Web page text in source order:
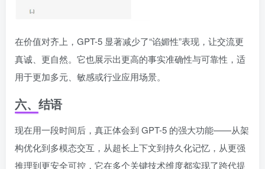
在价值对齐上，GPT-5 显著减少了“谄媚性”表现，让交流更
真诚、更自然。它也展示出更高的事实准确性与可靠性，适
用于更加多元、敏感或行业应用场景。
六、结语
现在用一段时间后，真正体会到 GPT-5 的强大功能——从架
构优化到多模态交互，从超长上下文到持久化记忆，从更强
推理到更安全可控，它在多个关键技术维度都实现了跨代提